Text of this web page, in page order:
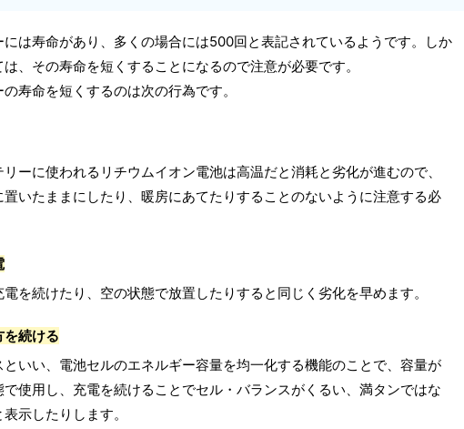
には寿命があり、多くの場合には500回と表記されているようです。しか
、その寿命を短くすることになるので注意が必要です。
寿命を短くするのは次の行為です。
ーに使われるリチウムイオン電池は高温だと消耗と劣化が進むので、
いたままにしたり、暖房にあてたりすることのないように注意する必
を続けたり、空の状態で放置したりすると同じく劣化を早めます。
を続ける
といい、電池セルのエネルギー容量を均一化する機能のことで、容量が
使用し、充電を続けることでセル・バランスがくるい、満タンではな
示したりします。